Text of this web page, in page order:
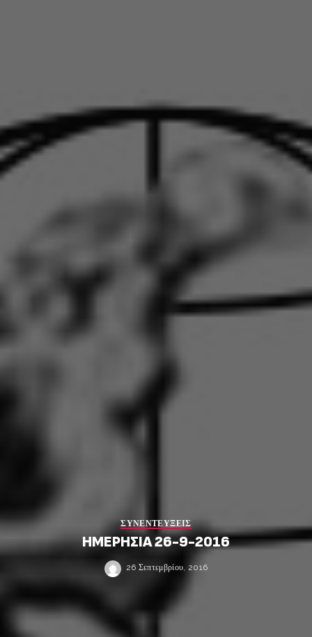
ΣΥΝΕΝΤΕΥΞΕΙΣ
ΗΜΕΡΗΣΙΑ 26-9-2016
26 Σεπτεμβρίου, 2016